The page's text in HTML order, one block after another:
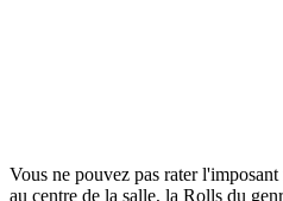
Vous ne pouvez pas rater
au centre de la salle, la Rolls du